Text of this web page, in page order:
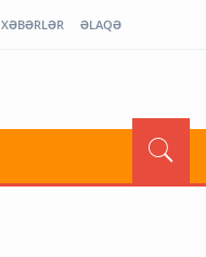
XƏBƏRLƏR ƏLAQƏ